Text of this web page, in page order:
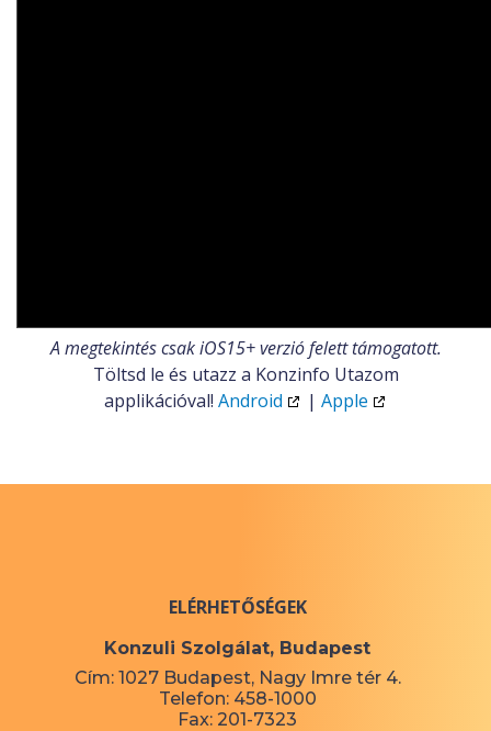
A megtekintés csak iOS15+ verzió felett támogatott.
Töltsd le és utazz a Konzinfo Utazom
applikációval! Android | Apple
ELÉRHETŐSÉGEK
Konzuli Szolgálat, Budapest
Cím: 1027 Budapest, Nagy Imre tér 4.
Telefon: 458-1000
Fax: 201-7323